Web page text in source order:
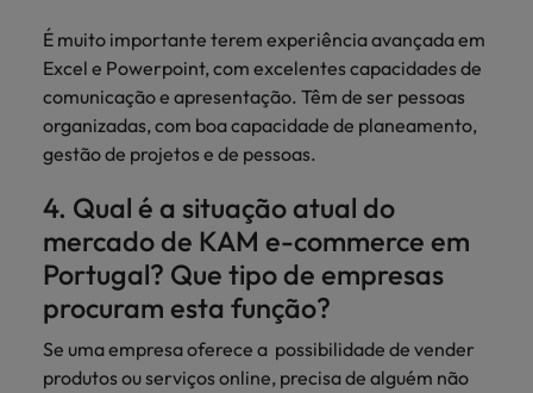
É muito importante terem experiência avançada em
Excel e Powerpoint, com excelentes capacidades de
comunicação e apresentação. Têm de ser pessoas
organizadas, com boa capacidade de planeamento,
gestão de projetos e de pessoas.
4. Qual é a situação atual do
mercado de KAM e-commerce em
Portugal? Que tipo de empresas
procuram esta função?
Se uma empresa oferece a possibilidade de vender
produtos ou serviços online, precisa de alguém não